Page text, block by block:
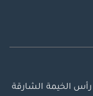
رأس الخيمة الشارقة